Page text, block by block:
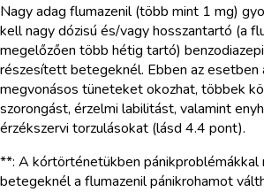
Nagy adag flumazenil (több mint 1 mg)
kell nagy dózisú és/vagy hosszantartó (a
megelőzően több hétig tartó)
részesített betegeknél. Ebben az esetben
megvonásos tüneteket okozhat, többek
szorongást, érzelmi labilitást, valamint
érzékszervi torzulásokat (lásd 4.4 pont).
**: A kórtörténetükben pánikproblémákkal
betegeknél a flumazenil pánikrohamot